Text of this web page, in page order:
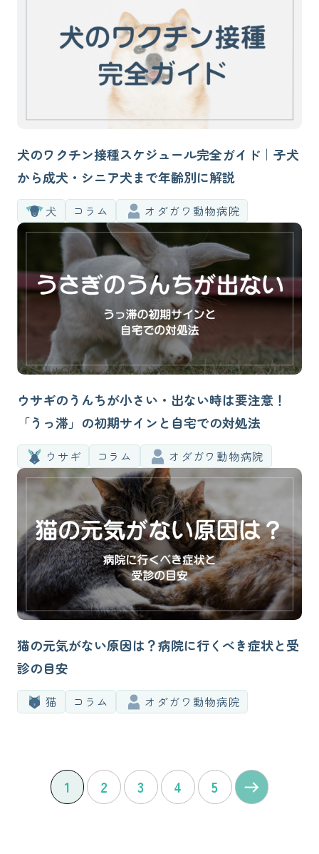
犬のワクチン接種スケジュール完全ガイド｜子犬
から成犬・シニア犬まで年齢別に解説
犬 コラム オダガワ動物病院
ウサギのうんちが小さい・出ない時は要注意！
「うっ滞」の初期サインと自宅での対処法
ウサギ コラム オダガワ動物病院
猫の元気がない原因は？病院に行くべき症状と受
診の目安
猫 コラム オダガワ動物病院
1 2 3 4 5